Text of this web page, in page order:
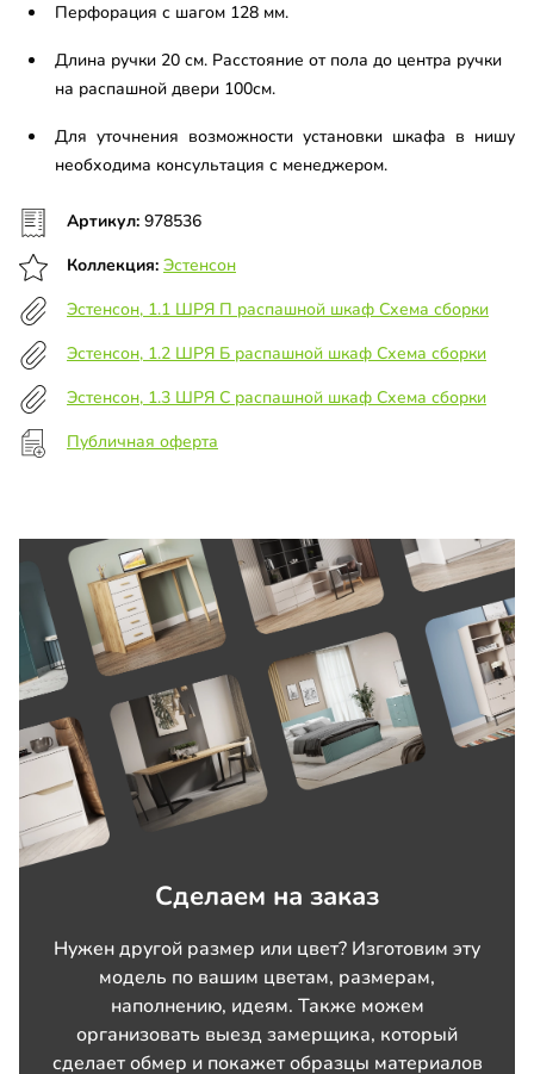
Перфорация с шагом 128 мм.
Длина ручки 20 см. Расстояние от пола до центра ручки
на распашной двери 100см.
Для уточнения возможности установки шкафа в нишу
необходима консультация с менеджером.
Артикул: 978536
Коллекция: Эстенсон
Эстенсон, 1.1 ШРЯ П распашной шкаф Схема сборки
Эстенсон, 1.2 ШРЯ Б распашной шкаф Схема сборки
Эстенсон, 1.3 ШРЯ C распашной шкаф Схема сборки
Публичная оферта
Сделаем на заказ
Нужен другой размер или цвет? Изготовим эту
модель по вашим цветам, размерам,
наполнению, идеям. Также можем
организовать выезд замерщика, который
сделает обмер и покажет образцы материалов